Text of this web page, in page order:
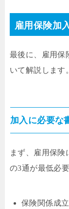
雇用保険加
最後に、雇用保
いて解説します。
加入に必要な
まず、雇用保険
の3通が最低必
保険関係成